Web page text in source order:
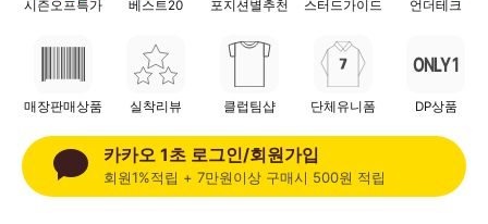
시즌오프특가 베스트20 포지션별추천 스터드가이드 언더테크
매장판매상품 실착리뷰 클럽팀샵 단체유니폼
ONLY 1
DP상품
카카오 1초 로그인/회원가입
회원1%적립 + 7만원이상 구매시 500원 적립